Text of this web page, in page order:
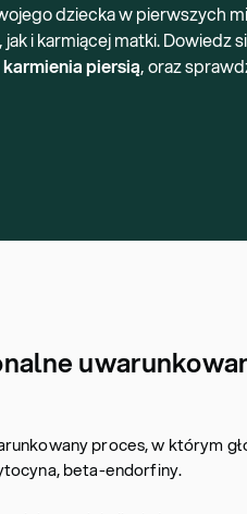
dziecka w pierwszych
i karmiącej matki. Dowiedz
piersią, oraz
proces, w którym
beta-endorfiny.